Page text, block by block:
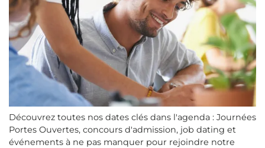
Découvrez toutes nos dates clés dans l'agenda : Journées
Portes Ouvertes, concours d'admission, job dating et
événements à ne pas manquer pour rejoindre notre